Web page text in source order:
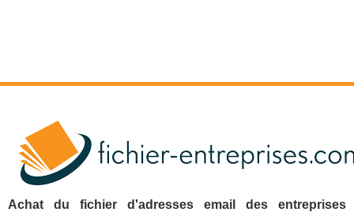
Achat du fichier d'adresses email des entreprises